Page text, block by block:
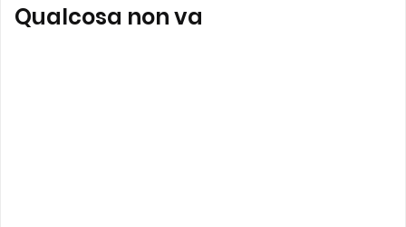
Qualcosa non va